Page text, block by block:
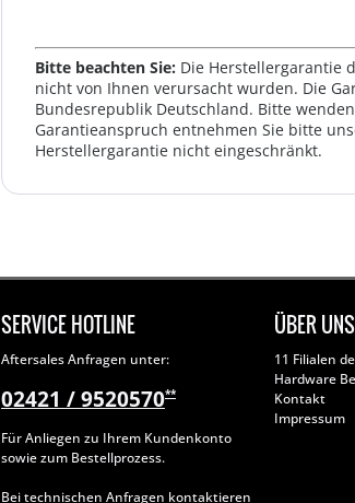
Bitte beachten Sie: Die Herstellergarantie
nicht von Ihnen verursacht wurden. Die
Bundesrepublik Deutschland. Bitte
Garantieanspruch entnehmen Sie bitte
Herstellergarantie nicht eingeschränkt.
SERVICE HOTLINE
Aftersales Anfragen unter:
02421 / 9520570**
Für Anliegen zu Ihrem Kundenkonto
sowie zum Bestellprozess.
Bei technischen Anfragen kontaktieren
ÜBER UNS
11 Filialen
Hardware
Kontakt
Impressum